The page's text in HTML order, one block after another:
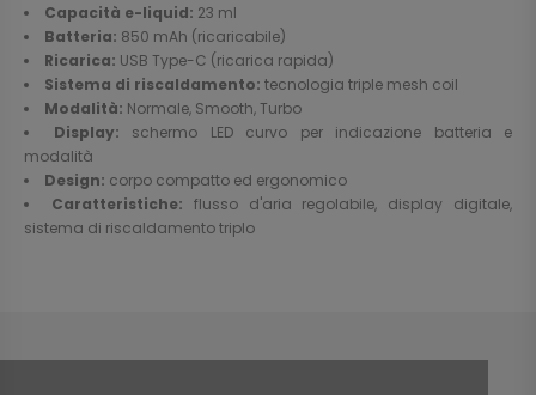
Capacità e-liquid: 23 ml
Batteria: 850 mAh (ricaricabile)
Ricarica: USB Type-C (ricarica rapida)
Sistema di riscaldamento: tecnologia triple mesh coil
Modalità: Normale, Smooth, Turbo
Display: schermo LED curvo per indicazione batteria e
modalità
Design: corpo compatto ed ergonomico
Caratteristiche: flusso d'aria regolabile, display digitale,
sistema di riscaldamento triplo